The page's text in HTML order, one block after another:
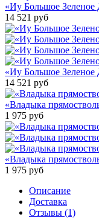
«Иу Большое Зеленое
14 521 руб
«Иу Большое Зеленое
14 521 руб
«Владыка
1 975 руб
«Владыка
1 975 руб
Описание
Доставка
Отзывы (1)